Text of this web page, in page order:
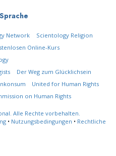
Sprache
Network
Scientology Religion
Online-Kurs
Der Weg zum Glücklichsein
United for Human Rights
on Human Rights
Alle Rechte vorbehalten.
• Nutzungsbedingungen • Rechtliche